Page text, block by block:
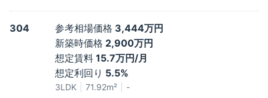
304 参考相場価格 3,444万円
新築時価格 2,900万円
想定賃料 15.7万円/月
想定利回り 5.5%
3LDK 71.92m²
-